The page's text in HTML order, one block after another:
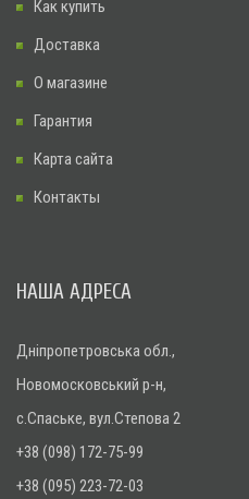
Как купить
Доставка
О магазине
Гарантия
Карта сайта
Контакты
НАША АДРЕСА
Дніпропетровська обл.,
Новомосковський р-н,
с.Спаське, вул.Степова 2
+38 (098) 172-75-99
+38 (095) 223-72-03